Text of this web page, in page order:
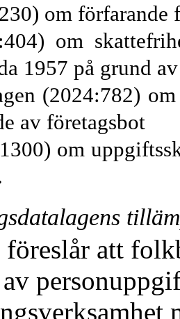
om
om
1957 på grund
(2024:782)
av företagsbot
om
föreslår att